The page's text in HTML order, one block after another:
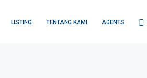
LISTING TENTANG KAMI AGENTS